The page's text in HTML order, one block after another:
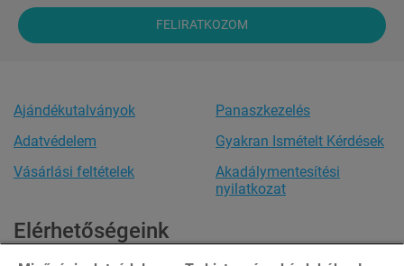
FELIRATKOZOM
Ajándékutalványok
Adatvédelem
Vásárlási feltételek
Panaszkezelés
Gyakran Ismételt Kérdések
Akadálymentesítési
nyilatkozat
Elérhetőségeink